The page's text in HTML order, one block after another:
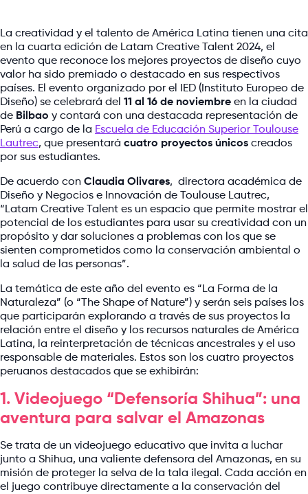
La creatividad y el talento de América Latina tienen una cita
en la cuarta edición de Latam Creative Talent 2024, el
evento que reconoce los mejores proyectos de diseño cuyo
valor ha sido premiado o destacado en sus respectivos
países. El evento organizado por el IED (Instituto Europeo de
Diseño) se celebrará del 11 al 16 de noviembre en la ciudad
de Bilbao y contará con una destacada representación de
Perú a cargo de la Escuela de Educación Superior Toulouse
Lautrec, que presentará cuatro proyectos únicos creados
por sus estudiantes.
De acuerdo con Claudia Olivares, directora académica de
Diseño y Negocios e Innovación de Toulouse Lautrec,
“Latam Creative Talent es un espacio que permite mostrar el
potencial de los estudiantes para usar su creatividad con un
propósito y dar soluciones a problemas con los que se
sienten comprometidos como la conservación ambiental o
la salud de las personas”.
La temática de este año del evento es “La Forma de la
Naturaleza” (o “The Shape of Nature”) y serán seis países los
que participarán explorando a través de sus proyectos la
relación entre el diseño y los recursos naturales de América
Latina, la reinterpretación de técnicas ancestrales y el uso
responsable de materiales. Estos son los cuatro proyectos
peruanos destacados que se exhibirán:
1. Videojuego “Defensoría Shihua”: una
aventura para salvar el Amazonas
Se trata de un videojuego educativo que invita a luchar
junto a Shihua, una valiente defensora del Amazonas, en su
misión de proteger la selva de la tala ilegal. Cada acción en
el juego contribuye directamente a la conservación del